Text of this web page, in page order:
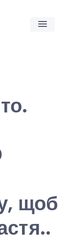
щоб